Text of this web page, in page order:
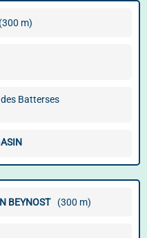
(300 m)
Batterses
BEYNOST (300 m)